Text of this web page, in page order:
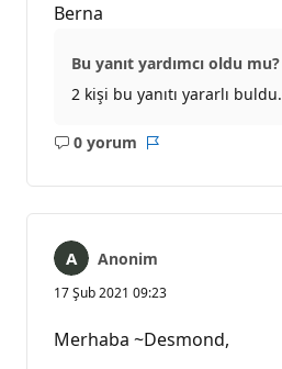
Berna
Bu yanıt yardımcı oldu mu?
2 kişi bu yanıtı yararlı buldu.
0 yorum
Açıklama
Anonim
17 Şub 2021 09:23
Merhaba ~Desmond,